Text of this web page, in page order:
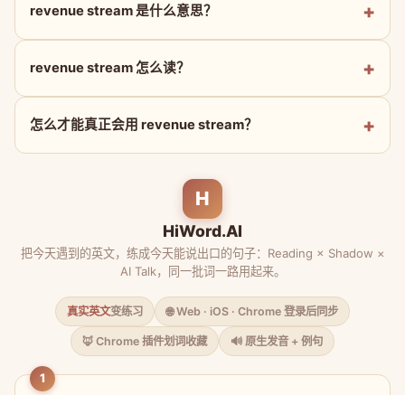
revenue stream 是什么意思？
revenue stream 怎么读？
怎么才能真正会用 revenue stream？
H
HiWord.AI
把今天遇到的英文，练成今天能说出口的句子：Reading × Shadow ×
AI Talk，同一批词一路用起来。
真实英文变练习 🌐 Web · iOS · Chrome 登录后同步
🦊 Chrome 插件划词收藏 🔊 原生发音 + 例句
1